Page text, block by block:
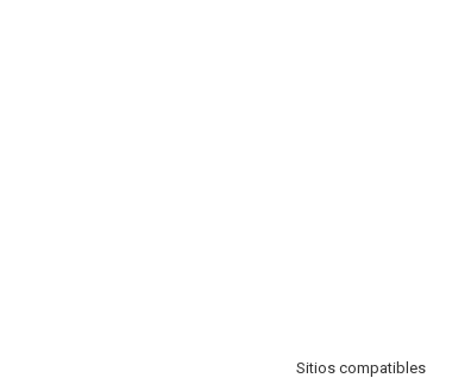
Sitios compatibles